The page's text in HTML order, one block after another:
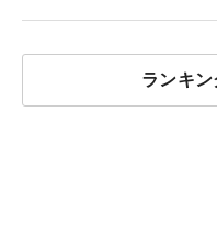
ランキ